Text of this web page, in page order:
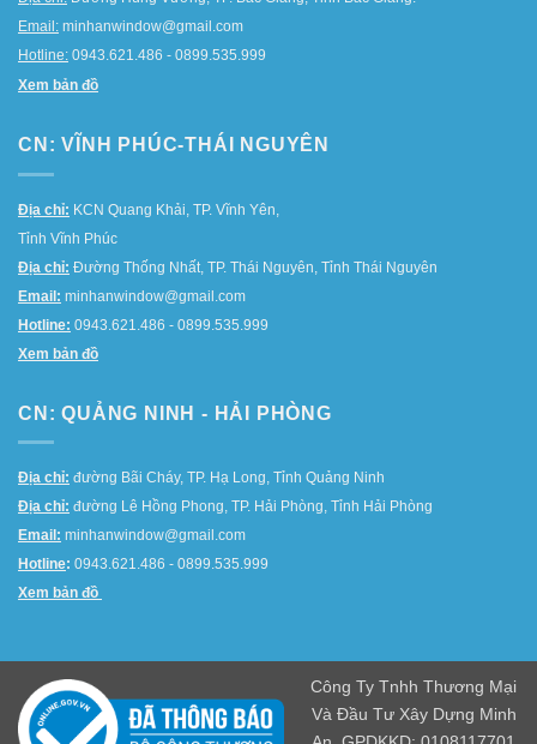
Email: minhanwindow@gmail.com
Hotline: 0943.621.486 - 0899.535.999
Xem bản đồ
CN: VĨNH PHÚC-THÁI NGUYÊN
Địa chỉ: KCN Quang Khải, TP. Vĩnh Yên,
Tỉnh Vĩnh Phúc
Địa chỉ: Đường Thống Nhất, TP. Thái Nguyên, Tỉnh Thái Nguyên
Email: minhanwindow@gmail.com
Hotline: 0943.621.486 - 0899.535.999
Xem bản đồ
CN: QUẢNG NINH - HẢI PHÒNG
Địa chỉ: đường Bãi Cháy, TP. Hạ Long, Tỉnh Quảng Ninh
Địa chỉ: đường Lê Hồng Phong, TP. Hải Phòng, Tỉnh Hải Phòng
Email: minhanwindow@gmail.com
Hotline: 0943.621.486 - 0899.535.999
Xem bản đồ
Công Ty Tnhh Thương Mại
Và Đầu Tư Xây Dựng Minh